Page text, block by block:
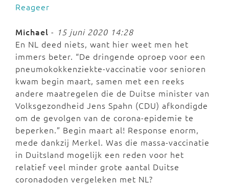
Reageer
Michael - 15 juni 2020 14:28
En NL deed niets, want hier weet men het
immers beter. “De dringende oproep voor een
pneumokokkenziekte-vaccinatie voor senioren
kwam begin maart, samen met een reeks
andere maatregelen die de Duitse minister van
Volksgezondheid Jens Spahn (CDU) afkondigde
om de gevolgen van de corona-epidemie te
beperken.” Begin maart al! Response enorm,
mede dankzij Merkel. Was die massa-vaccinatie
in Duitsland mogelijk een reden voor het
relatief veel minder grote aantal Duitse
coronadoden vergeleken met NL?